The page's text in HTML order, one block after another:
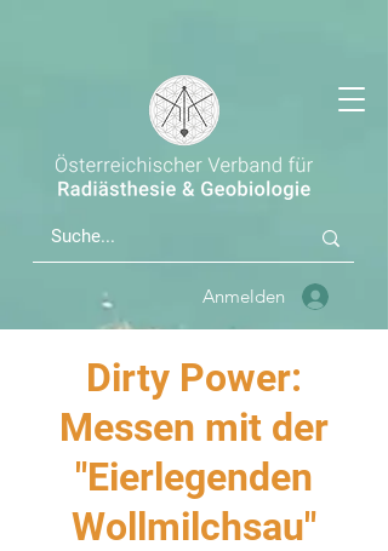
Anmelden
Dirty Power:
Messen mit der
"Eierlegenden
Wollmilchsau"